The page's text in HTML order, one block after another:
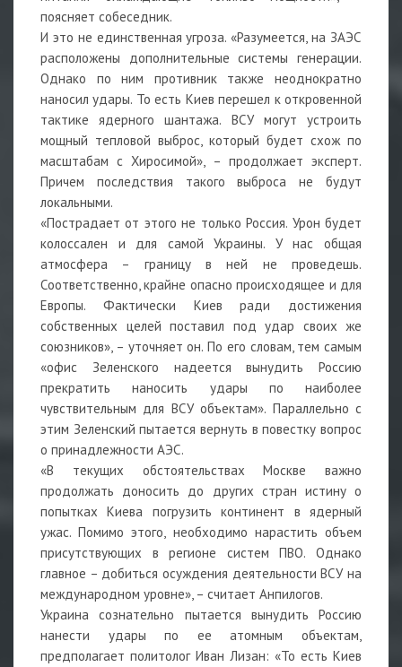
поясняет собеседник.
И это не единственная угроза. «Разумеется, на ЗАЭС
расположены дополнительные системы генерации.
Однако по ним противник также неоднократно
наносил удары. То есть Киев перешел к откровенной
тактике ядерного шантажа. ВСУ могут устроить
мощный тепловой выброс, который будет схож по
масштабам с Хиросимой», – продолжает эксперт.
Причем последствия такого выброса не будут
локальными.
«Пострадает от этого не только Россия. Урон будет
колоссален и для самой Украины. У нас общая
атмосфера – границу в ней не проведешь.
Соответственно, крайне опасно происходящее и для
Европы. Фактически Киев ради достижения
собственных целей поставил под удар своих же
союзников», – уточняет он. По его словам, тем самым
«офис Зеленского надеется вынудить Россию
прекратить наносить удары по наиболее
чувствительным для ВСУ объектам». Параллельно с
этим Зеленский пытается вернуть в повестку вопрос
о принадлежности АЭС.
«В текущих обстоятельствах Москве важно
продолжать доносить до других стран истину о
попытках Киева погрузить континент в ядерный
ужас. Помимо этого, необходимо нарастить объем
присутствующих в регионе систем ПВО. Однако
главное – добиться осуждения деятельности ВСУ на
международном уровне», – считает Анпилогов.
Украина сознательно пытается вынудить Россию
нанести удары по ее атомным объектам,
предполагает политолог Иван Лизан: «То есть Киев